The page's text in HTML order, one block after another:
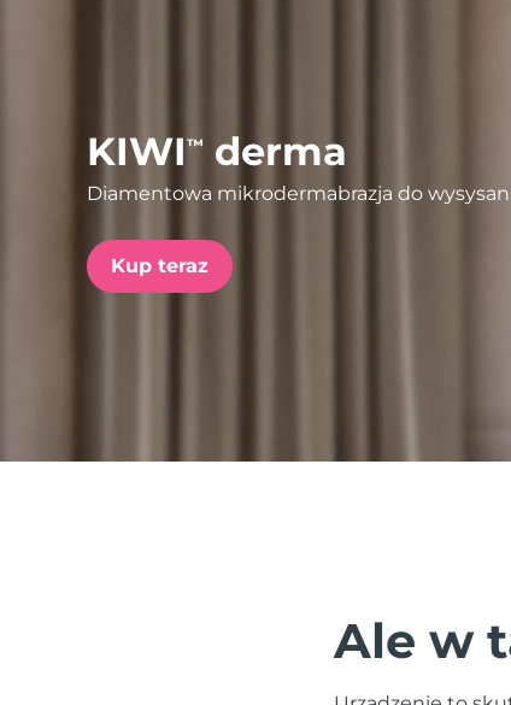
KIWI™ derma
Diamentowa mikrodermabrazja do
Kup teraz
Ale w
issa™ Teeth Whitening Set
POPULARNY